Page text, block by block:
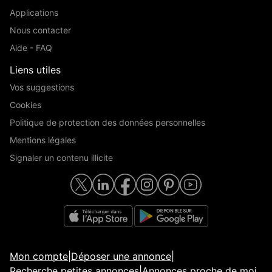
Vignette Crit’Air
Applications
Nous contacter
Aide - FAQ
Liens utiles
Vos suggestions
Cookies
Politique de protection des données personnelles
Mentions légales
Signaler un contenu illicite
Mon compte Déposer une annonce